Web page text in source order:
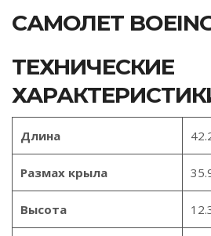
САМОЛЕТ
ТЕХНИЧЕСКИЕ
Длина
Размах крыла
Высота